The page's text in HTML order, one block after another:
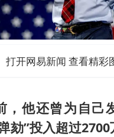
打开网易新闻 查看精彩
，他还曾为自己
劾”投入超过